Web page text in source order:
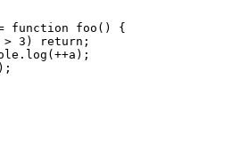
function foo ( ) {
> 3 ) return ;
.log(++a);